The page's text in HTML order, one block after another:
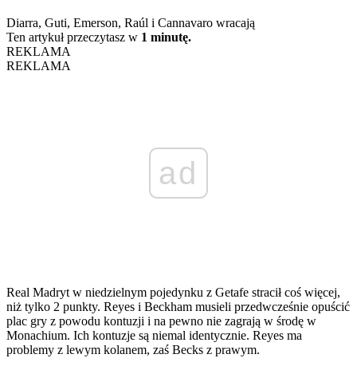
Diarra, Guti, Emerson, Raúl i Cannavaro wracają
Ten artykuł przeczytasz w 1 minutę.
REKLAMA
REKLAMA
ad
Real Madryt w niedzielnym pojedynku z Getafe stracił coś więcej,
niż tylko 2 punkty. Reyes i Beckham musieli przedwcześnie opuścić
plac gry z powodu kontuzji i na pewno nie zagrają w środę w
Monachium. Ich kontuzje są niemal identycznie. Reyes ma
problemy z lewym kolanem, zaś Becks z prawym.